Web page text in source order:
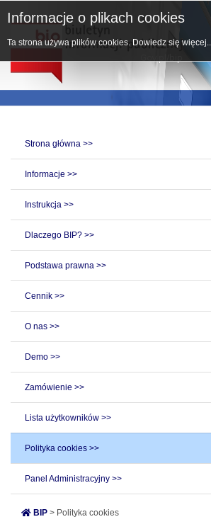
Strona główna >>
Informacje >>
Instrukcja >>
Dlaczego BIP? >>
Podstawa prawna >>
Cennik >>
O nas >>
Demo >>
Zamówienie >>
Lista użytkowników >>
Polityka cookies >>
Panel Administracyjny >>
BIP > Polityka cookies
Informacje o plikach cookies
Ta strona używa plików cookies. Dowiedz się więcej...